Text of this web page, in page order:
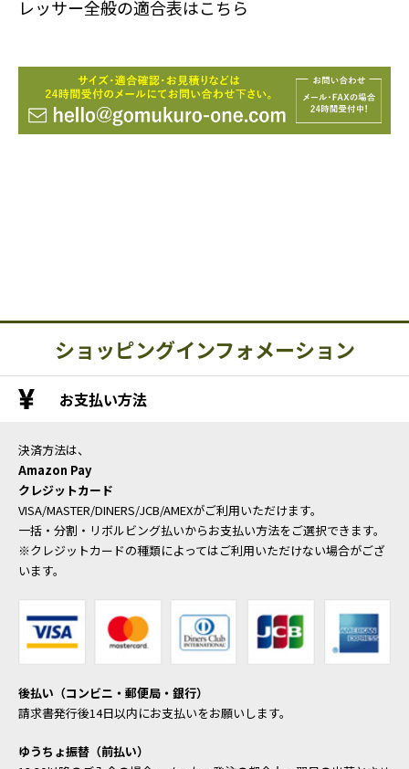
レッサー全般の適合表はこちら
ショッピングインフォメーション
お支払い方法
決済方法は、
Amazon Pay
クレジットカード
VISA/MASTER/DINERS/JCB/AMEXがご利用いただけます。
一括・分割・リボルビング払いからお支払い方法をご選択できます。
※クレジットカードの種類によってはご利用いただけない場合がござ
います。
後払い（コンビニ・郵便局・銀行）
請求書発行後14日以内にお支払いをお願いします。
ゆうちょ振替（前払い）